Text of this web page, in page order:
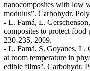
nanocomposites with low
modulus”. Carbohydr.
- L. Famá, L.
composites to protect
230-235, 2009.
- L. Famá, S. Goyanes, L.
at room temperature in
edible films". Carbohydr.